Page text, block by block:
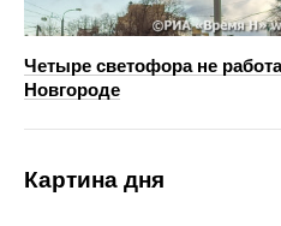
Четыре светофора не
Новгороде
Картина дня